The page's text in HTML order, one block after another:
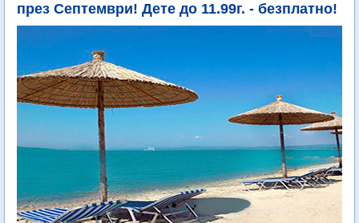
през Септември! Дете до 11.99г. - безплатно!